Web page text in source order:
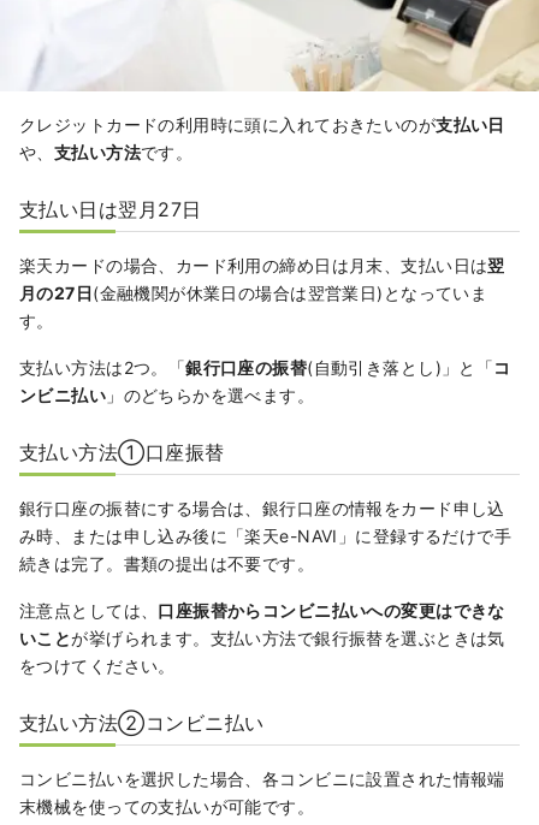
クレジットカードの利用時に頭に入れておきたいのが支払い日
や、 支払い方法です。
支払い日は翌月27日
楽天カードの場合、カード利用の締め日は月末、支払い日は翌
月の27日(金融機関が休業日の場合は翌営業日)となっていま
す。
支払い方法は2つ。「銀行口座の振替(自動引き落とし)」と「コ
ンビニ払い 」のどちらかを選べます。
支払い方法①口座振替
銀行口座の振替にする場合は、銀行口座の情報をカード申し込
み時、または申し込み後に「楽天e-NAVI」に登録するだけで手
続きは完了。書類の提出は不要です。
注意点としては、 口座振替からコンビニ払いへの変更はできな
いことが挙げられます。支払い方法で銀行振替を選ぶときは気
をつけてください。
支払い方法②コンビニ払い
コンビニ払いを選択した場合、各コンビニに設置された情報端
末機械を使っての支払いが可能です。